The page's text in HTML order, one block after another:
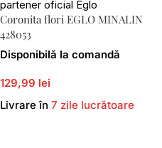
Coronita flori EGLO MINALIN
428053
Disponibilă la comandă
129,99 lei
Livrare în 7 zile lucrătoare